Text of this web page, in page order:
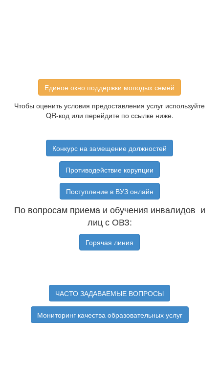
Единое окно поддержки молодых семей
Чтобы оценить условия предоставления услуг используйте
QR-код или перейдите по ссылке ниже.
Конкурс на замещение должностей
Противодействие корупции
Поступление в ВУЗ онлайн
По вопросам приема и обучения инвалидов и
лиц с ОВЗ:
Горячая линия
ЧАСТО ЗАДАВАЕМЫЕ ВОПРОСЫ
Мониторинг качества образовательных услуг